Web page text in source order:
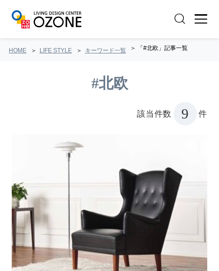
HOME LIFE STYLE キーワード一覧 「#北欧」記事一覧
#北欧
該当件数 9 件